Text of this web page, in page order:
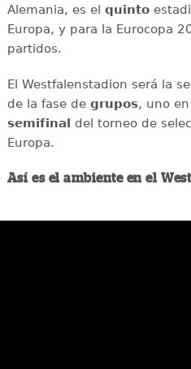
Alemania, es el quinto
Europa, y para la Eurocopa
partidos.
El Westfalenstadion será la
de la fase de grupos, uno en
semifinal del torneo de
Europa.
Así es el ambiente en el